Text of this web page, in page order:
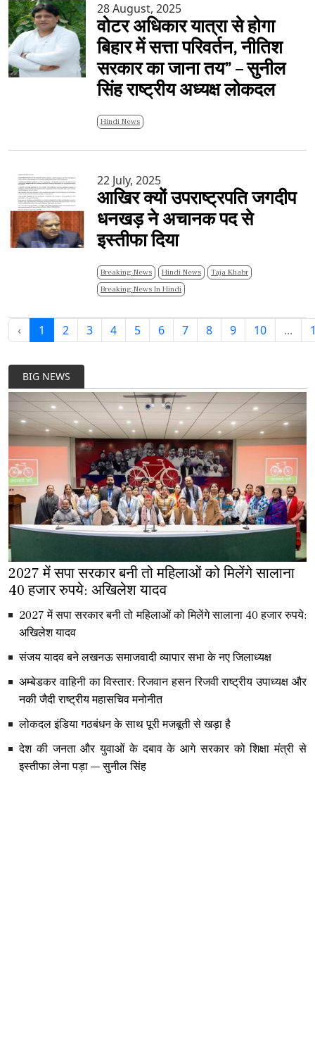
28 August, 2025
वोटर अधिकार यात्रा से होगा
बिहार में सत्ता परिवर्तन, नीतिश
सरकार का जाना तय” – सुनील
सिंह राष्ट्रीय अध्यक्ष लोकदल
Hindi News
22 July, 2025
आखिर क्यों उपराष्ट्रपति जगदीप
धनखड़ ने अचानक पद से
इस्तीफा दिया
Breaking News Hindi News
Taja Khabr
Breaking News In Hindi
‹ 1 2 3 4 5 6 7 8 9 10 ...
BIG NEWS
2027 में सपा सरकार बनी तो महिलाओं को मिलेंगे सालाना
40 हजार रुपये: अखिलेश यादव
2027 में सपा सरकार बनी तो महिलाओं को मिलेंगे सालाना 40 हजार रुपये:
अखिलेश यादव
संजय यादव बने लखनऊ समाजवादी व्यापार सभा के नए जिलाध्यक्ष
अम्बेडकर वाहिनी का विस्तार: रिजवान हसन रिजवी राष्ट्रीय उपाध्यक्ष और
नकी जैदी राष्ट्रीय महासचिव मनोनीत
लोकदल इंडिया गठबंधन के साथ पूरी मजबूती से खड़ा है
देश की जनता और युवाओं के दबाव के आगे सरकार को शिक्षा मंत्री से
इस्तीफा लेना पड़ा — सुनील सिंह